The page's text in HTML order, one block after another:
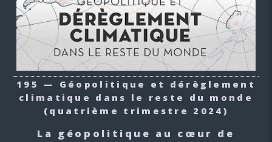
195 — Géopolitique et dérèglement
climatique dans le reste du monde
(quatrième trimestre 2024)
La géopolitique au cœur de